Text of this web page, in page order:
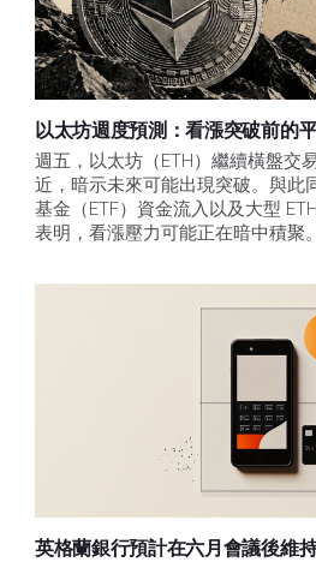
以太坊週度預測：看漲突破前的
週五，以太坊（ETH）繼續橫盤交
近，暗示未來可能出現突破。與此
基金（ETF）資金流入以及大型
表明，看漲壓力可能正在暗中積聚
英格蘭銀行預計在六月會議後維